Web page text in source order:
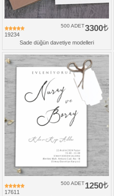
19234
3300
500 ADET
Sade düğün davetiye modelleri
17611
1250
500 ADET